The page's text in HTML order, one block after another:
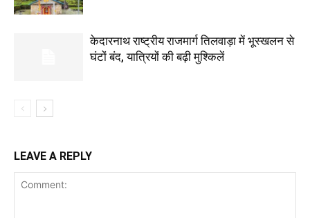
केदारनाथ राष्ट्रीय राजमार्ग तिलवाड़ा में भूस्खलन से
घंटों बंद, यात्रियों की बढ़ी मुश्किलें
LEAVE A REPLY